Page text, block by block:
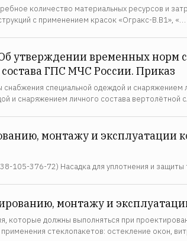
количество материальных ресурсов и
с применением красок «Огракс-В.В1», «…
утверждении временных норм
ГПС МЧС России. Приказ
специальной одеждой и снаряжением
и снаряжением личного состава вертолётной
монтажу и эксплуатации
105-376-72) Насадка для уплотнения и
монтажу и
которые должны выполняться при
стеклопакетов: остекление окон,